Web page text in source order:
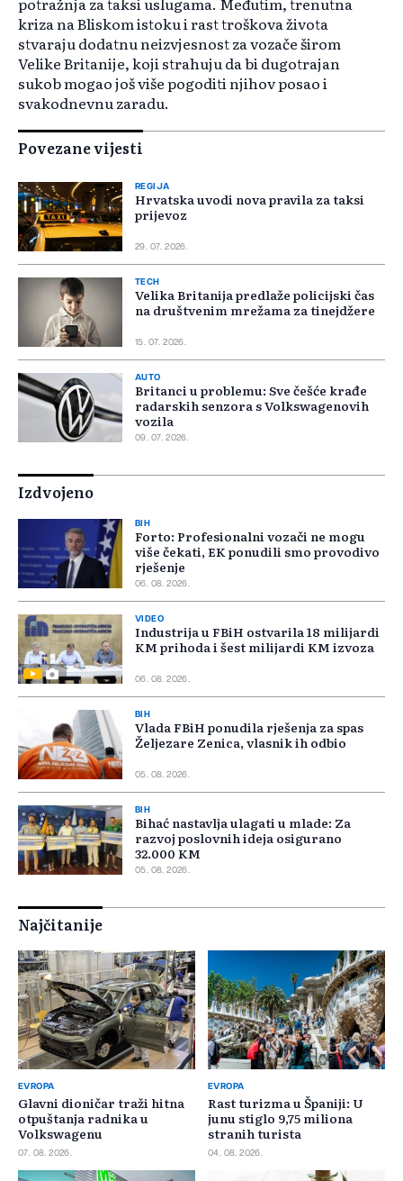
kriza na Bliskom istoku i rast troškova života
stvaraju dodatnu neizvjesnost za vozače širom
Velike Britanije, koji strahuju da bi dugotrajan
sukob mogao još više pogoditi njihov posao i
svakodnevnu zaradu.
Povezane vijesti
REGIJA
Hrvatska uvodi nova pravila za taksi
prijevoz
29. 07. 2026.
TECH
Velika Britanija predlaže policijski čas
na društvenim mrežama za tinejdžere
15. 07. 2026.
AUTO
Britanci u problemu: Sve češće krađe
radarskih senzora s Volkswagenovih
vozila
09. 07. 2026.
Izdvojeno
BIH
Forto: Profesionalni vozači ne mogu
više čekati, EK ponudili smo provodivo
rješenje
06. 08. 2026.
VIDEO
Industrija u FBiH ostvarila 18 milijardi
KM prihoda i šest milijardi KM izvoza
06. 08. 2026.
BIH
Vlada FBiH ponudila rješenja za spas
Željezare Zenica, vlasnik ih odbio
05. 08. 2026.
BIH
Bihać nastavlja ulagati u mlade: Za
razvoj poslovnih ideja osigurano
32.000 KM
05. 08. 2026.
Najčitanije
EVROPA
Glavni dioničar traži hitna
otpuštanja radnika u
Volkswagenu
07. 08. 2026.
EVROPA
Rast turizma u Španiji: U
junu stiglo 9,75 miliona
stranih turista
04. 08. 2026.